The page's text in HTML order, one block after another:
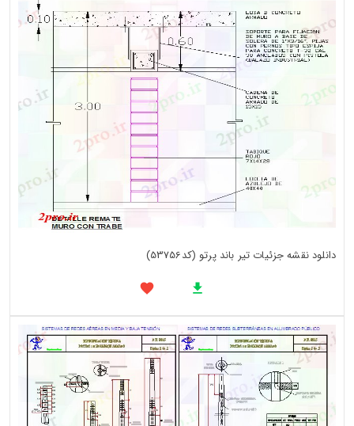
دانلود نقشه جزئیات تیر باند پرتو (کد53756)